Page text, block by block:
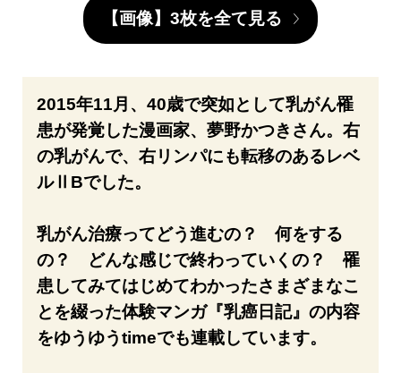
【画像】3枚を全て見る
2015年11月、40歳で突如として乳がん罹
患が発覚した漫画家、夢野かつきさん。右
の乳がんで、右リンパにも転移のあるレベ
ルⅡBでした。
乳がん治療ってどう進むの？ 何をする
の？ どんな感じで終わっていくの？ 罹
患してみてはじめてわかったさまざまなこ
とを綴った体験マンガ『乳癌日記』の内容
をゆうゆうtimeでも連載しています。